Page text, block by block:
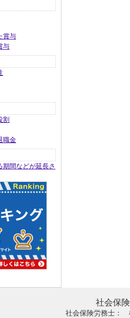
賞与
与
割
職金
期間などが延長さ
社会保
社会保険労務士